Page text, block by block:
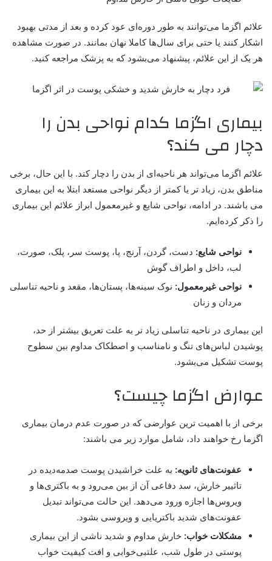
علائم اگزما می‌توانند به طور دوره‌ای عود کرده و بعد از مدتی بهبود
اشکار کنند یا حتی برای سال‌ها کاملا نهان بمانند. در صورت مشاهده
هر یک از این علائم، پیشنهاد می‌بشود که به پزشک مراجعه کنید.
بیماری اگزما کدام نواحی بدن را
دچار می کند؟
علائم اگزما می‌تواند هر ناحیه‌ای از بدن را دچار کند. با این حال، برخی
مناطق بدن، زیاد تر یا کمتر از دیگر نواحی مستعد ابتلا به این بیماری
می باشند. در ادامه، نواحی شایع و غیرمعمول ابراز علائم این بیماری
را ذکر کرده‌ایم.
نواحی شایع: دست‌، گردن، آرنج‌، پا، پوست سر، پلک، صورت،
لب‌، داخل و اطراف گوش‌
نواحی غیرمعمول: نوک سینه‌ها، پستان‌ها، مقعد و ناحیه تناسلی
مردان و زنان
این بیماری در ناحیه تناسلی زیاد تر به علت تعریق بیشتر از حد،
پوشیدن لباس‌های تنگ و نامناسب و اصطکاک مداوم بین سطوح
پوست تشکیل می‌بشود.
عوارض اگزما چیست؟
برخی از با اهمیت ترین عوارضی که در صورت عدم درمان بیماری
اگزما رخ خواهند داد، شامل موارد زیر می باشند:
عفونت‌های ثانویه: به علت خراشیدن پوست صدمه‌دیده در
تاثییر خارش، سد دفاعی آن از بین می‌رود و به باکتری‌ها و
ویروس‌ها اجازه ورود می‌دهد. این حالت می‌تواند تبدیل
عفونت‌های شدید باکتریایی و ویروسی بشود.
مشکلات خواب: خارش مداوم و شدید ناشی از این بیماری
پوستی در طول شب، علتبی‌خوابی و افت کیفیت خواب